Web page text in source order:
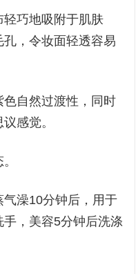
巧地吸附于肌肤
，令妆面轻透容易
自然过渡性，同时
感觉。
澡10分钟后，用于
，美容5分钟后洗涤